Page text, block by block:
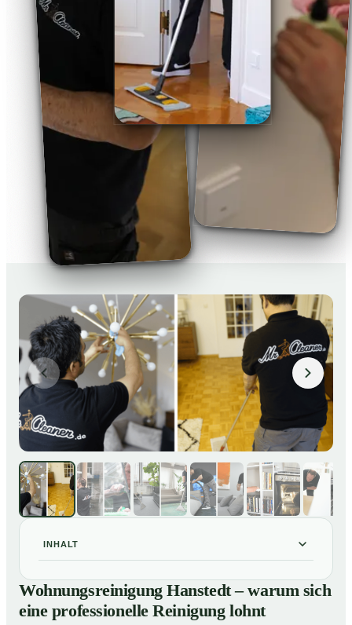
INHALT
01 Wohnungsreinigung Hanstedt – warum sich eine
professionelle Reinigung lohnt
Wohnungsreinigung Hanstedt – warum sich
eine professionelle Reinigung lohnt